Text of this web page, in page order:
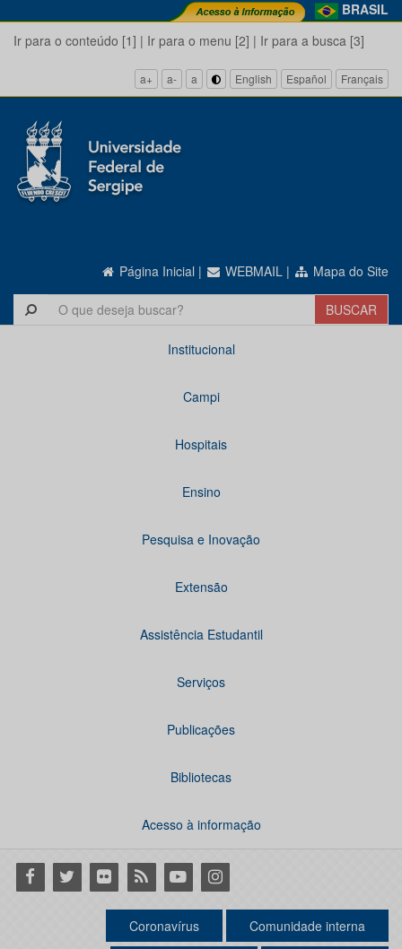
BRASIL
Ir para o conteúdo [1] | Ir para o menu [2] | Ir para a busca [3]
a+ a- a English Español Français
Página Inicial | WEBMAIL | Mapa do Site
Institucional
Campi
Hospitais
Ensino
Pesquisa e Inovação
Extensão
Assistência Estudantil
Serviços
Publicações
Bibliotecas
Acesso à informação
Facebook
Twitter Flickr RSS YoutubeInstagram
Coronavírus Comunidade interna